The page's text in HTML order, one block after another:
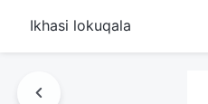
Ikhasi lokuqala